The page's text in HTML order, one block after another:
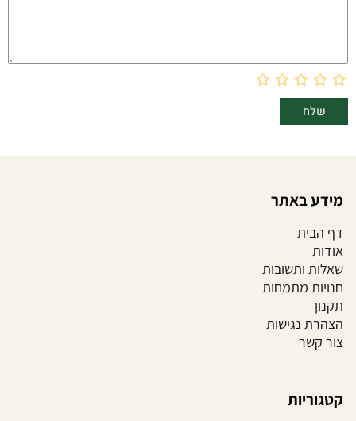
מידע באתר
דף הבית
אודות
שאלות ותשובות
חנויות מתמחות
תקנון
הצהרת נגישות
צור קשר
קטגוריות